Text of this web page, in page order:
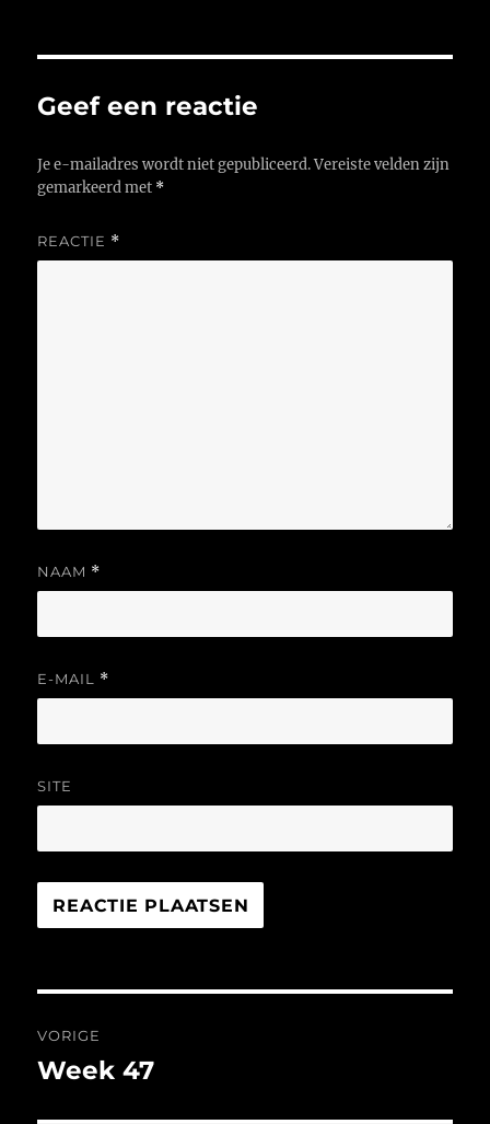
Geef een reactie
Je e-mailadres wordt niet gepubliceerd. Vereiste velden zijn
gemarkeerd met *
REACTIE *
NAAM *
E-MAIL *
SITE
navigatie
VORIGE
Vorig
Week 47